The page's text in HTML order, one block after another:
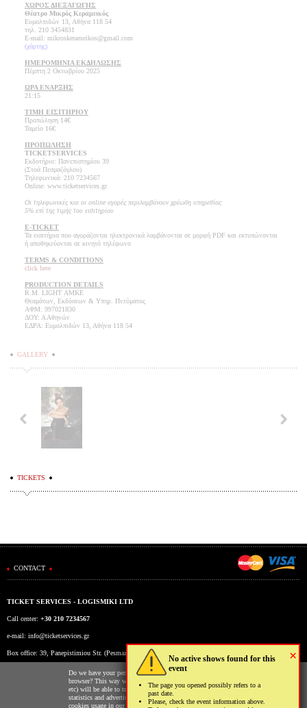
×
No active shows found for this
event
The page you opened possibly refers to a
past date.
Please, check the event information above.
ΧΩΡΟΣ ΔΙΕΞΑΓΩΓΗΣ
Θέατρο Μικρός Κεραμεικός
Ευμολπιδών 13, Αθήνα 118 54
τηλ. 210 3454831
E-mail: mikroskerameikos@gmail.com
(χάρτης)
ΗΜΕΡΟΜΗΝΙΑ ΕΚΔΗΛΩΣΗΣ
Πέμπτη 2 Οκτωβρίου 2025
ΩΡΑ ΕΝΑΡΞΗΣ
21:15
ΤΙΜΗ ΕΙΣΙΤΗΡΙΟΥ
Προπώληση 14€
Ταμείο 16€
ΠΡΟΠΩΛΗΣΗ
TICKETSERVICES
Εκδοτήριο: Πανεπιστημίου 39
(Στοά Πεσμαζόγλου)
Τηλεφωνικά: 210 7234567
Online: www.ticketservices.gr
Οι τηλεφωνικές και οι online αγορές περιλαμβάνουν χρέωση υπηρεσίας
5% επί της τιμής του εισιτηρίου
E-TICKET
Τα εισιτήρια που αγοράζονται ηλεκτρονικά λαμβάνονται σε μορφή PDF και εκτυπώνονται
ή αποθηκεύονται σε κινητό τηλέφωνο
TERMS & CONDITIONS
click here
PRODUCTION DETAILS
R.M. LIGHT ΑΜΚΕ
Θεαμάτων, Εκδόσεων & Υπηρ. Πνεύματος
ΑΦΜ: 997021830
ΔΟΥ: Α Αθηνών
ΕΔΡΑ: Ευμολπιδών 13, Αθήνα 118 54
GALLERY
TICKETS
CONTACT
TICKET SERVICES - LOGISMIKI LTD
Call center: +30 210 7234567
e-mail: info@ticketservices.gr
Box office: 39, Panepistimiou Str. (Pesmazoglou Arc), Athens, Greece
Working hours: Mon-Fri: 9am-5pmDo we have your permission to store cookies to your
browser? This way we and third parties (Google, Facebook
etc) will be able to track your usage of our website for
statistics and advertising reasons. You may read more on the
cookies usage in our website clickinghere.